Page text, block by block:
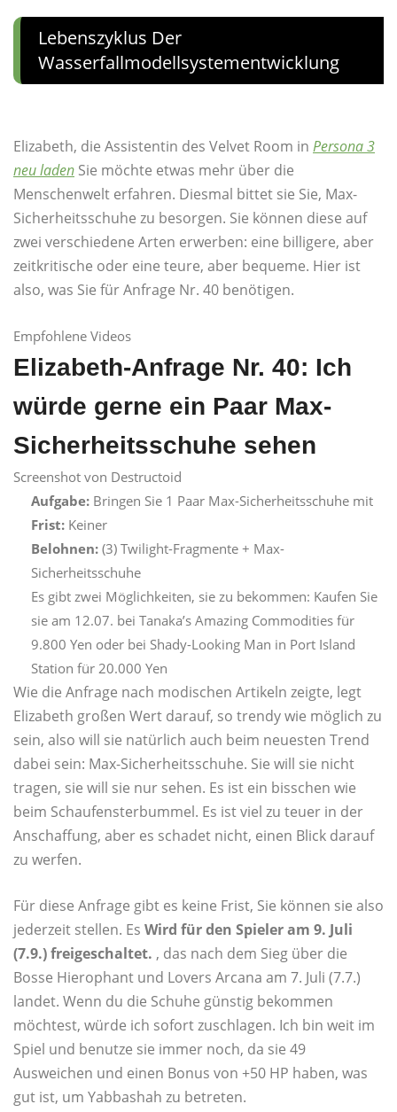
Lebenszyklus Der
Wasserfallmodellsystementwicklung
Elizabeth, die Assistentin des Velvet Room in Persona 3
neu laden Sie möchte etwas mehr über die
Menschenwelt erfahren. Diesmal bittet sie Sie, Max-
Sicherheitsschuhe zu besorgen. Sie können diese auf
zwei verschiedene Arten erwerben: eine billigere, aber
zeitkritische oder eine teure, aber bequeme. Hier ist
also, was Sie für Anfrage Nr. 40 benötigen.
Empfohlene Videos
Elizabeth-Anfrage Nr. 40: Ich
würde gerne ein Paar Max-
Sicherheitsschuhe sehen
Screenshot von Destructoid
Aufgabe: Bringen Sie 1 Paar Max-Sicherheitsschuhe mit
Frist: Keiner
Belohnen: (3) Twilight-Fragmente + Max-
Sicherheitsschuhe
Es gibt zwei Möglichkeiten, sie zu bekommen: Kaufen Sie
sie am 12.07. bei Tanaka’s Amazing Commodities für
9.800 Yen oder bei Shady-Looking Man in Port Island
Station für 20.000 Yen
Wie die Anfrage nach modischen Artikeln zeigte, legt
Elizabeth großen Wert darauf, so trendy wie möglich zu
sein, also will sie natürlich auch beim neuesten Trend
dabei sein: Max-Sicherheitsschuhe. Sie will sie nicht
tragen, sie will sie nur sehen. Es ist ein bisschen wie
beim Schaufensterbummel. Es ist viel zu teuer in der
Anschaffung, aber es schadet nicht, einen Blick darauf
zu werfen.
Für diese Anfrage gibt es keine Frist, Sie können sie also
jederzeit stellen. Es Wird für den Spieler am 9. Juli
(7.9.) freigeschaltet. , das nach dem Sieg über die
Bosse Hierophant und Lovers Arcana am 7. Juli (7.7.)
landet. Wenn du die Schuhe günstig bekommen
möchtest, würde ich sofort zuschlagen. Ich bin weit im
Spiel und benutze sie immer noch, da sie 49
Ausweichen und einen Bonus von +50 HP haben, was
gut ist, um Yabbashah zu betreten.